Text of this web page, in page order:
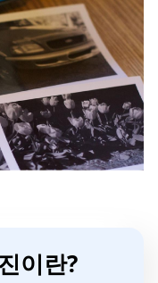
이란?